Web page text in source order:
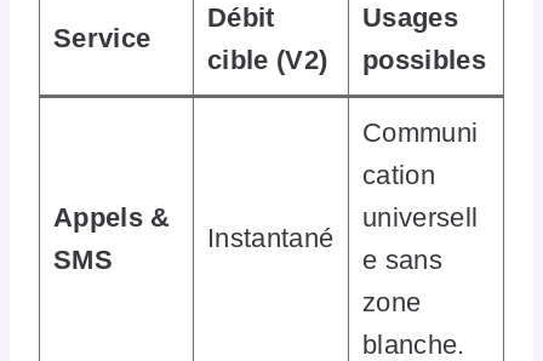
Service
Débit
cible (V2)
Usages
possibles
Appels &
SMS
Instantané
Communi
cation
universell
e sans
zone
blanche.